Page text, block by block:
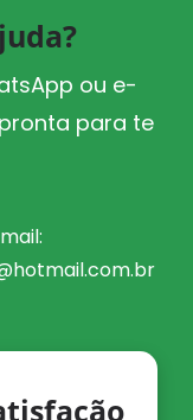
ou e-
para te